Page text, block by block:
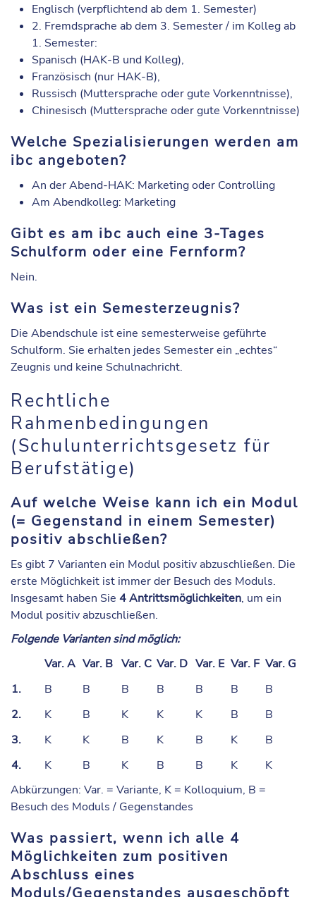
Englisch (verpflichtend ab dem 1. Semester)
2. Fremdsprache ab dem 3. Semester / im Kolleg ab
1. Semester:
Spanisch (HAK-B und Kolleg),
Französisch (nur HAK-B),
Russisch (Muttersprache oder gute Vorkenntnisse),
Chinesisch (Muttersprache oder gute Vorkenntnisse)
Welche Spezialisierungen werden am
ibc angeboten?
An der Abend-HAK: Marketing oder Controlling
Am Abendkolleg: Marketing
Gibt es am ibc auch eine 3-Tages
Schulform oder eine Fernform?
Nein.
Was ist ein Semesterzeugnis?
Die Abendschule ist eine semesterweise geführte
Schulform. Sie erhalten jedes Semester ein „echtes“
Zeugnis und keine Schulnachricht.
Rechtliche
Rahmenbedingungen
(Schulunterrichtsgesetz für
Berufstätige)
Auf welche Weise kann ich ein Modul
(= Gegenstand in einem Semester)
positiv abschließen?
Es gibt 7 Varianten ein Modul positiv abzuschließen. Die
erste Möglichkeit ist immer der Besuch des Moduls.
Insgesamt haben Sie 4 Antrittsmöglichkeiten, um ein
Modul positiv abzuschließen.
Folgende Varianten sind möglich:
Var. A Var. B Var. C Var. D Var. E Var. F Var. G
1.
B B B B B B
B
2.
K B K K K B
B
3.
K K B K B K
B
4.
K B K B B K
K
Abkürzungen: Var. = Variante, K = Kolloquium, B =
Besuch des Moduls / Gegenstandes
Was passiert, wenn ich alle 4
Möglichkeiten zum positiven
Abschluss eines
Moduls/Gegenstandes ausgeschöpft